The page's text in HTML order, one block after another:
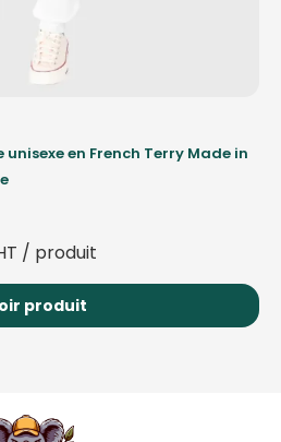
en French Terry Made in
/ produit
produit